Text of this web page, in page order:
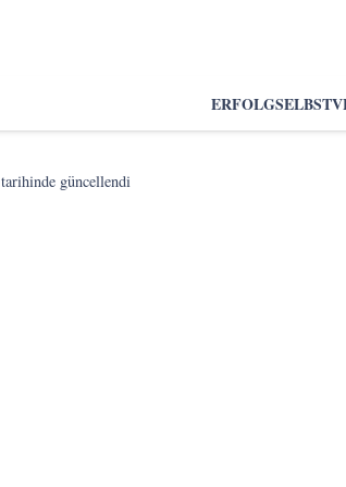
ERFOLG
tarihinde güncellendi